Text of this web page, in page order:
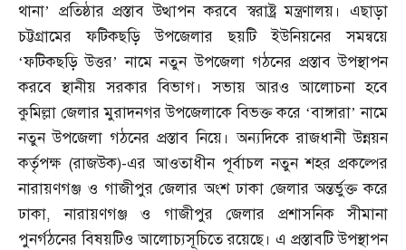
থানা’ প্রতিষ্ঠার প্রস্তাব উত্থাপন করবে স্বরাষ্ট্র মন্ত্রণালয়। এছাড়া
চট্টগ্রামের ফটিকছড়ি উপজেলার ছয়টি ইউনিয়নের সমন্বয়ে
‘ফটিকছড়ি উত্তর’ নামে নতুন উপজেলা গঠনের প্রস্তাব উপস্থাপন
করবে স্থানীয় সরকার বিভাগ। সভায় আরও আলোচনা হবে
কুমিল্লা জেলার মুরাদনগর উপজেলাকে বিভক্ত করে ‘বাঙ্গারা’ নামে
নতুন উপজেলা গঠনের প্রস্তাব নিয়ে। অন্যদিকে রাজধানী উন্নয়ন
কর্তৃপক্ষ (রাজউক)-এর আওতাধীন পূর্বাচল নতুন শহর প্রকল্পের
নারায়ণগঞ্জ ও গাজীপুর জেলার অংশ ঢাকা জেলার অন্তর্ভুক্ত করে
ঢাকা,নারায়ণগঞ্জ ও গাজীপুর জেলার প্রশাসনিক সীমানা
পুনর্গঠনের বিষয়টিও আলোচ্যসূচিতে রয়েছে। এ প্রস্তাবটি উপস্থাপন